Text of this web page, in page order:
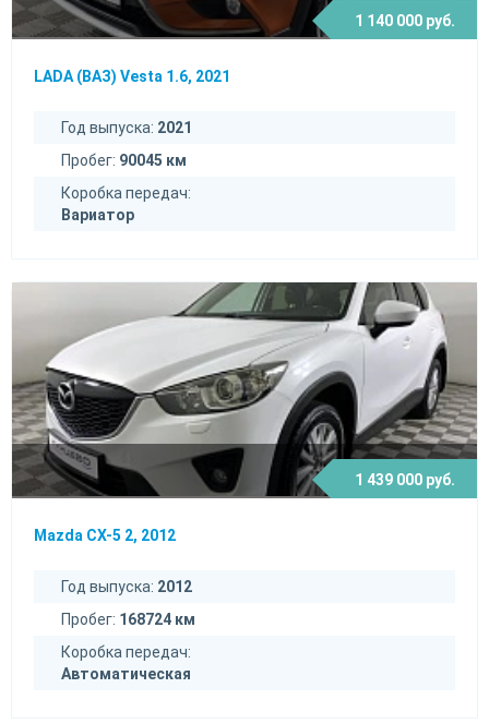
1 140 000 руб.
LADA (ВАЗ) Vesta 1.6, 2021
Год выпуска: 2021
Пробег: 90045 км
Коробка передач:
Вариатор
1 439 000 руб.
Mazda CX-5 2, 2012
Год выпуска: 2012
Пробег: 168724 км
Коробка передач:
Автоматическая